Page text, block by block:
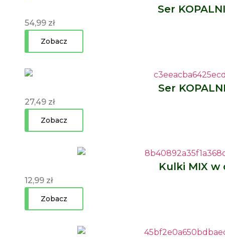
Ser
54,99 zł
Zobacz
Ser
27,49 zł
Zobacz
Kulki MIX w
12,99 zł
Zobacz